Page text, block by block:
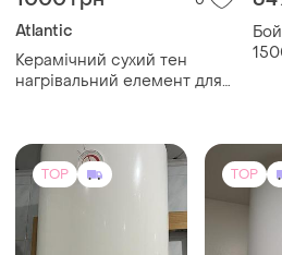
Atlantic
Керамічний сухий тен
нагрівальний елемент для
TOP TOP